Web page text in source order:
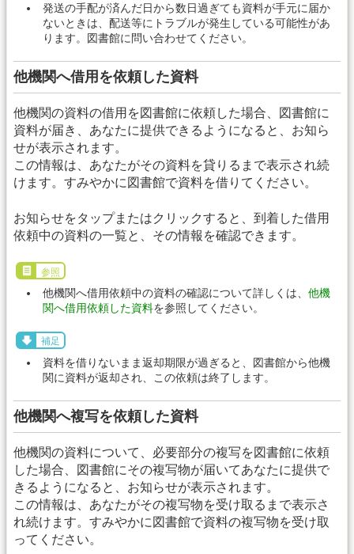
発送の手配が済んだ日から数日過ぎても資料が手元に届か
ないときは、配送等にトラブルが発生している可能性があ
ります。図書館に問い合わせてください。
他機関へ借用を依頼した資料
他機関の資料の借用を図書館に依頼した場合、図書館に
資料が届き、あなたに提供できるようになると、お知ら
せが表示されます。
この情報は、あなたがその資料を貸りるまで表示され続
けます。すみやかに図書館で資料を借りてください。
お知らせをタップまたはクリックすると、到着した借用
依頼中の資料の一覧と、その情報を確認できます。
参照
他機関へ借用依頼中の資料の確認について詳しくは、 他機
関へ借用依頼した資料を参照してください。
補足
資料を借りないまま返却期限が過ぎると、図書館から他機
関に資料が返却され、この依頼は終了します。
他機関へ複写を依頼した資料
他機関の資料について、必要部分の複写を図書館に依頼
した場合、図書館にその複写物が届いてあなたに提供で
きるようになると、お知らせが表示されます。
この情報は、あなたがその複写物を受け取るまで表示さ
れ続けます。すみやかに図書館で資料の複写物を受け取
ってください。